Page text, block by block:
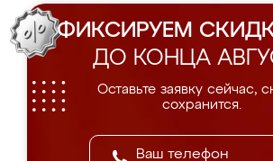
ФИКСИРУЕМ
ДО КОНЦА
Оставьте заявку сейчас,
сохранится.